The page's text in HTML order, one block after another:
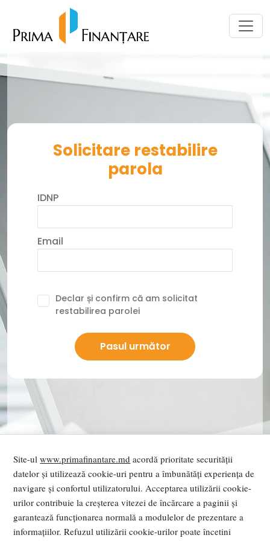
Solicitare restabilire
parola
IDNP
Email
Declar și confirm că am solicitat
restabilirea parolei
Pasul următor
Site-ulwww.primafinantare.md acordă prioritate securității
datelor și utilizează cookie-uri pentru a îmbunătăți experiența de
navigare și confortul utilizatorului. Acceptarea utilizării cookie-
urilor contribuie la creșterea vitezei de încărcare a paginii și
garantează funcționarea normală a modulelor de prezentare a
informațiilor. Refuzul utilizării cookie-urilor poate încetini